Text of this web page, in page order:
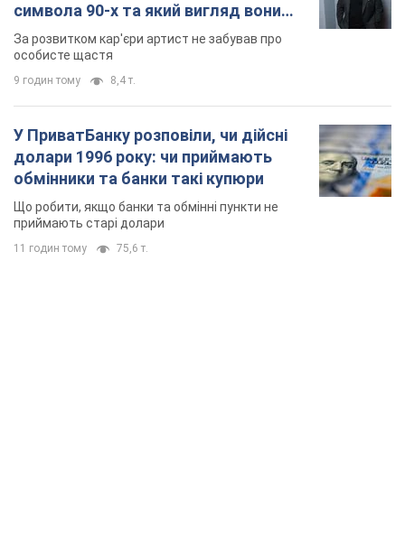
символа 90-х та який вигляд вони
мають
За розвитком кар'єри артист не забував про
особисте щастя
9 годин тому 8,4 т.
У ПриватБанку розповіли, чи дійсні
долари 1996 року: чи приймають
обмінники та банки такі купюри
Що робити, якщо банки та обмінні пункти не
приймають старі долари
11 годин тому 75,6 т.